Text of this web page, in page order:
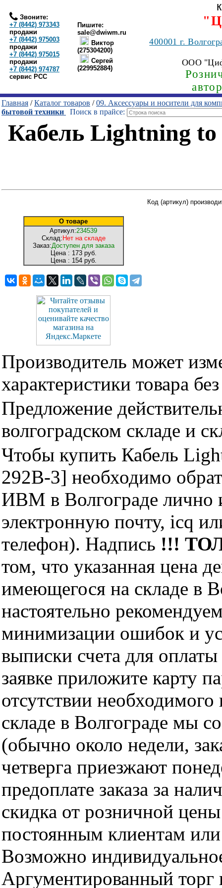
Звоните:
+7 (8442) 973343
продажи
+7 (8442) 975003
продажи
+7 (8442) 975015
продажи
+7 (8442) 974787
сервис РСС
Пишите:
sale@dwiwm.ru
Виктор
(275304200)
Сергей
(229952884)
400001г.
ООО
Главная /Каталог товаров /09. Аксессуары и носители для
бытовой техники
Поиск в прайсе:
Кабель Lightning
О товаре
Артикул:234539
Склад: Нет на складе
Заказ:Доступен для заказа
Цена : 173 руб.
Цена : 154 руб.
Код (артикул)
Производитель может
характеристики товара
Предложение
волгоградском складе и
Чтобы купить Кабель
292B-3] необходимо
ИВМ в Волгограде лично
электронную почту, icq
телефон). Надпись !!!
том, что указанная цена
имеющегося на складе в
настоятельно
минимизации ошибок и
выписки счета для
заявке приложите карту
отсутствии
складе в Волгограде мы
(обычно около недели,
четверга приезжают
предоплате заказа за
скидка от розничной
постоянным клиентам
Возможно
Аргументированный торг